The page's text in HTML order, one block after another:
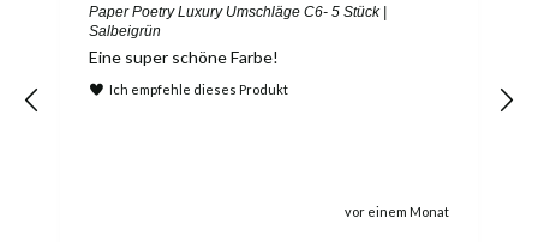
Paper Poetry Luxury Umschläge C6- 5 Stück |
Salbeigrün
Eine super schöne Farbe!
Ich empfehle dieses Produkt
vor einem Monat